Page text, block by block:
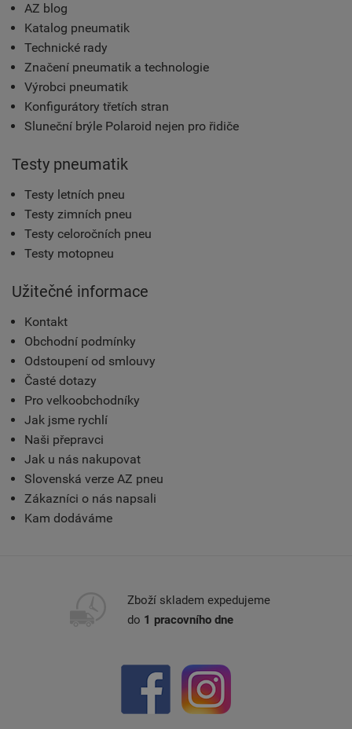
AZ blog
Katalog pneumatik
Technické rady
Značení pneumatik a technologie
Výrobci pneumatik
Konfigurátory třetích stran
Sluneční brýle Polaroid nejen pro řidiče
Testy pneumatik
Testy letních pneu
Testy zimních pneu
Testy celoročních pneu
Testy motopneu
Užitečné informace
Kontakt
Obchodní podmínky
Odstoupení od smlouvy
Časté dotazy
Pro velkoobchodníky
Jak jsme rychlí
Naši přepravci
Jak u nás nakupovat
Slovenská verze AZ pneu
Zákazníci o nás napsali
Kam dodáváme
Zboží skladem expedujeme
do 1 pracovního dne